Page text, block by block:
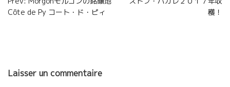
k
r
de
Côte de Py コート・ド・ピィ
穫！
Laisser un commentaire